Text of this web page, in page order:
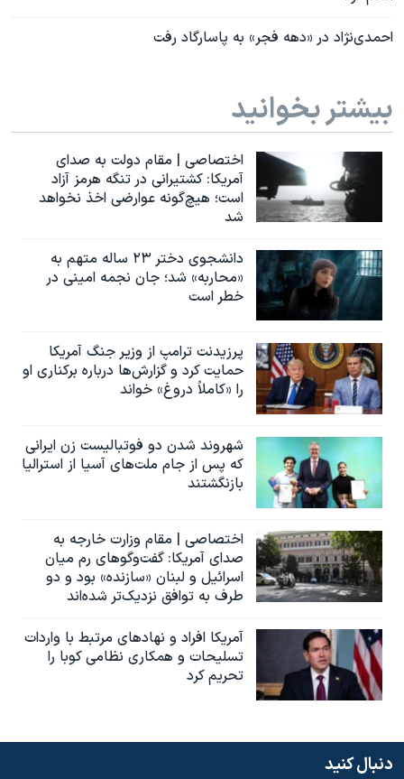
احمدی‌نژاد در «دهه فجر» به پاسارگاد رفت
بیشتر بخوانید
اختصاصی | مقام دولت به صدای
آمریکا: کشتیرانی در تنگه هرمز آزاد
است؛ هیچ‌گونه عوارضی اخذ نخواهد
شد
دانشجوی دختر ۲۳ ساله متهم به
«محاربه» شد؛ جان نجمه امینی در
خطر است
پرزیدنت ترامپ از وزیر جنگ آمریکا
حمایت کرد و گزارش‌ها درباره برکناری او
را «کاملاً دروغ» خواند
شهروند شدن دو فوتبالیست زن ایرانی
که پس از جام ملت‌های آسیا از استرالیا
بازنگشتند
اختصاصی | مقام وزارت خارجه به
صدای آمریکا: گفت‌وگوهای رم میان
اسرائیل و لبنان «سازنده» بود و دو
طرف به توافق نزدیک‌تر شده‌اند
آمریکا افراد و نهادهای مرتبط با واردات
تسلیحات و همکاری نظامی کوبا را
تحریم کرد
دنبال کنید